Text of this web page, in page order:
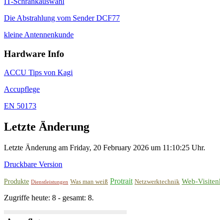
Die Abstrahlung vom Sender DCF77
kleine Antennenkunde
Hardware Info
ACCU Tips von Kagi
Accupflege
EN 50173
Letzte Änderung
Letzte Änderung am Friday, 20 February 2026 um 11:10:25 Uhr.
Druckbare Version
Produkte Dienstleistungen Was man weiß Protrait Netzwerktechnik Web-
Zugriffe heute: 8 - gesamt: 8.